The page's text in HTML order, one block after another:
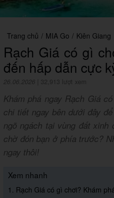
Trang chủ / MIA Go / Kiên Giang
Rạch Giá có gì
đến hấp dẫn cực
26.06.2026 32,913 lượt xem
Khám phá ngay Rạch Giá
chi tiết ngay bên dưới đây
ngõ ngách tại vùng đất
chờ đón bạn ở phía trước?
ngay thôi!
Xem nhanh
1. Rạch Giá có gì chơi? Khám